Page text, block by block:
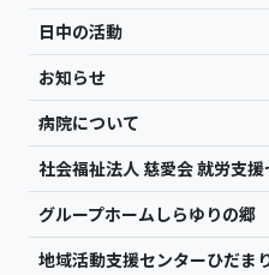
日中の活動
お知らせ
病院について
社会福祉法人 慈愛会 就労支
グループホームしらゆりの郷
地域活動支援センターひだま